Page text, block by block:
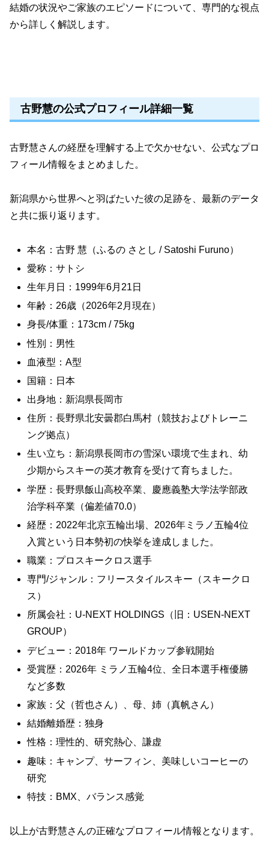
結婚の状況やご家族のエピソードについて、専門的な視点
から詳しく解説します。
古野慧の公式プロフィール詳細一覧
古野慧さんの経歴を理解する上で欠かせない、公式なプロ
フィール情報をまとめました。
新潟県から世界へと羽ばたいた彼の足跡を、最新のデータ
と共に振り返ります。
本名：古野 慧（ふるの さとし / Satoshi Furuno）
愛称：サトシ
生年月日：1999年6月21日
年齢：26歳（2026年2月現在）
身長/体重：173cm / 75kg
性別：男性
血液型：A型
国籍：日本
出身地：新潟県長岡市
住所：長野県北安曇郡白馬村（競技およびトレーニ
ング拠点）
生い立ち：新潟県長岡市の雪深い環境で生まれ、幼
少期からスキーの英才教育を受けて育ちました。
学歴：長野県飯山高校卒業、慶應義塾大学法学部政
治学科卒業（偏差値70.0）
経歴：2022年北京五輪出場、2026年ミラノ五輪4位
入賞という日本勢初の快挙を達成しました。
職業：プロスキークロス選手
専門/ジャンル：フリースタイルスキー（スキークロ
ス）
所属会社：U-NEXT HOLDINGS（旧：USEN-NEXT
GROUP）
デビュー：2018年 ワールドカップ参戦開始
受賞歴：2026年 ミラノ五輪4位、全日本選手権優勝
など多数
家族：父（哲也さん）、母、姉（真帆さん）
結婚離婚歴：独身
性格：理性的、研究熱心、謙虚
趣味：キャンプ、サーフィン、美味しいコーヒーの
研究
特技：BMX、バランス感覚
以上が古野慧さんの正確なプロフィール情報となります。